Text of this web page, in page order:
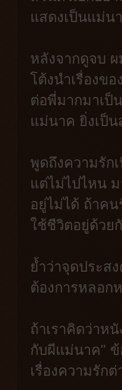
แสดงเป็นแม่น
หลังจากดูจบ ผ
โต้งนำเรื่องข
ต่อพี่มากมาเป็
แม่นาค ยิ่งเป็
พูดถึงความรัก
แต่ไม่ไปไหน
อยู่ไม่ได้ ถ้าค
ใช้ชีวิตอยู่ด้วย
ย้ำว่าจุดประส
ต้องการหลอก
ถ้าเราคิดว่าห
กับผีแม่นาค" ข้
เรื่องความรัก